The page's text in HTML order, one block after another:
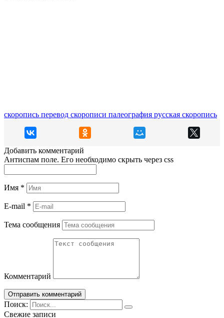
скоропись перевод скорописи палеография русская скоропись
Добавить комментарий
Антиспам поле. Его необходимо скрыть через css
Имя *
E-mail *
Тема сообщения
Комментарий
Поиск:
Свежие записи